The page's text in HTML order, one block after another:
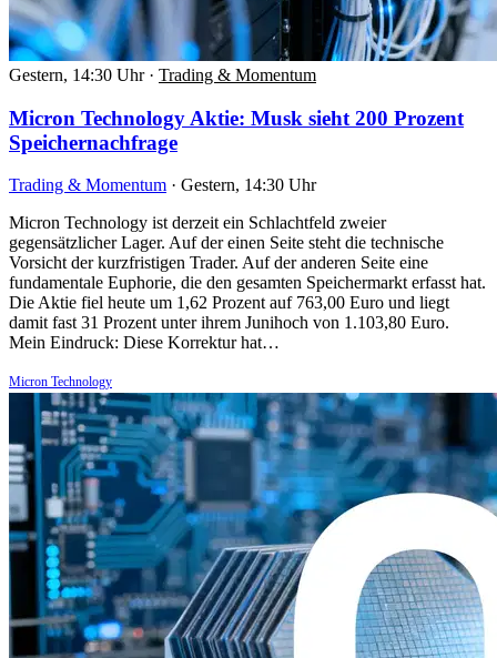
Gestern, 14:30 Uhr · Trading & Momentum
Micron Technology Aktie: Musk sieht 200 Prozent
Speichernachfrage
Trading & Momentum · Gestern, 14:30 Uhr
Micron Technology ist derzeit ein Schlachtfeld zweier
gegensätzlicher Lager. Auf der einen Seite steht die technische
Vorsicht der kurzfristigen Trader. Auf der anderen Seite eine
fundamentale Euphorie, die den gesamten Speichermarkt erfasst hat.
Die Aktie fiel heute um 1,62 Prozent auf 763,00 Euro und liegt
damit fast 31 Prozent unter ihrem Junihoch von 1.103,80 Euro.
Mein Eindruck: Diese Korrektur hat…
Micron Technology